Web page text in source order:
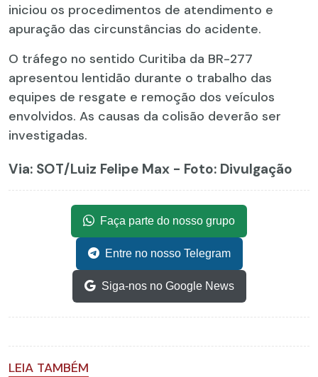
iniciou os procedimentos de atendimento e
apuração das circunstâncias do acidente.
O tráfego no sentido Curitiba da BR-277
apresentou lentidão durante o trabalho das
equipes de resgate e remoção dos veículos
envolvidos. As causas da colisão deverão ser
investigadas.
Via: SOT/Luiz Felipe Max - Foto: Divulgação
Faça parte do nosso grupo
Entre no nosso Telegram
Siga-nos no Google News
LEIA TAMBÉM